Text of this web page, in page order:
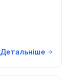
Детальніше